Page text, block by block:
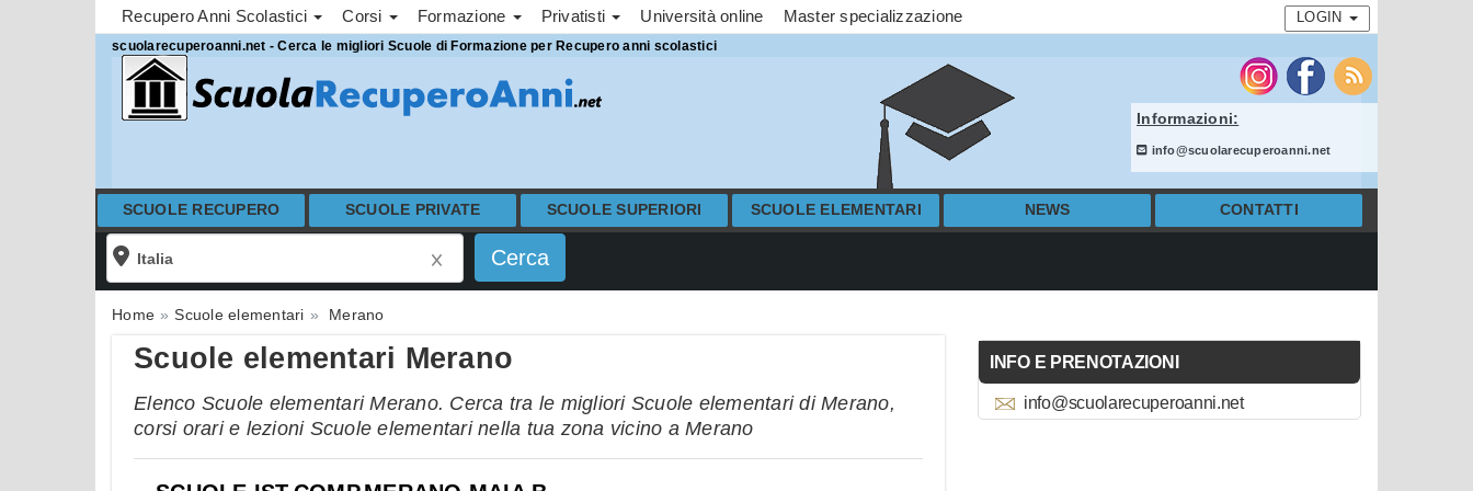
Recupero Anni Scolastici Corsi Formazione Privatisti Università online Master specializzazione LOGIN
scuolarecuperoanni.net - Cerca le migliori Scuole di Formazione per Recupero anni scolastici
Informazioni:
info@scuolarecuperoanni.net
SCUOLE RECUPERO SCUOLE PRIVATE SCUOLE SUPERIORI SCUOLE ELEMENTARI NEWS CONTATTI
Home Scuole elementari Merano
Scuole elementari Merano
Elenco Scuole elementari Merano. Cerca tra le migliori Scuole elementari di Merano,
corsi orari e lezioni Scuole elementari nella tua zona vicino a Merano
INFO E PRENOTAZIONI
info@scuolarecuperoanni.net